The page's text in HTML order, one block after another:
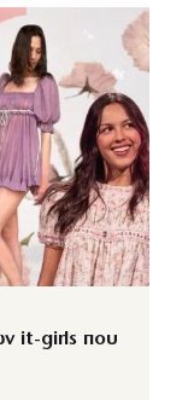
it-girls που